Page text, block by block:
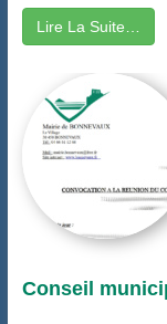
Lire La Suite…
Conseil